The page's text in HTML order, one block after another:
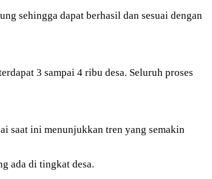
sehingga dapat berhasil dan sesuai dengan
3 sampai 4 ribu desa. Seluruh proses
saat ini menunjukkan tren yang semakin
ada di tingkat desa.